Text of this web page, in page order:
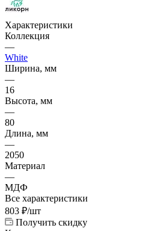
Характеристики
Коллекция
—
White
Ширина, мм
—
16
Высота, мм
—
80
Длина, мм
—
2050
Материал
—
МДФ
Все характеристики
803 ₽/шт
Получить скидку